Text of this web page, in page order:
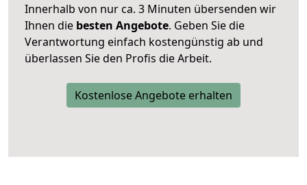
Innerhalb von nur ca. 3 Minuten übersenden wir
Ihnen die besten Angebote. Geben Sie die
Verantwortung einfach kostengünstig ab und
überlassen Sie den Profis die Arbeit.
Kostenlose Angebote erhalten